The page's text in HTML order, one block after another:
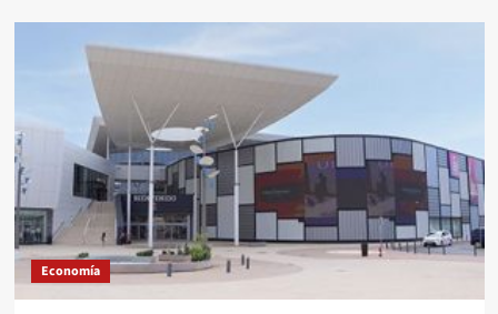
Economía